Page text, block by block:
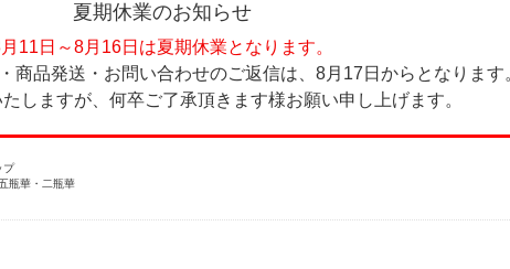
夏期休業のお知らせ
11日～8月16日は夏期休業となります。
商品発送・お問い合わせのご返信は、8月17日からとなります
しますが、何卒ご了承頂きます様お願い申し上げます。
プ
瓶華・二瓶華